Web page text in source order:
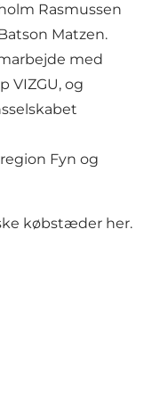
Rasmussen
Matzen.
med
VIZGU, og
Fyn og
købstæder her.